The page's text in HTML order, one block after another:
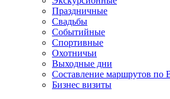
Праздничные
Свадьбы
Событийные
Спортивные
Охотничьи
Выходные дни
Составление маршрутов по
Бизнес визиты